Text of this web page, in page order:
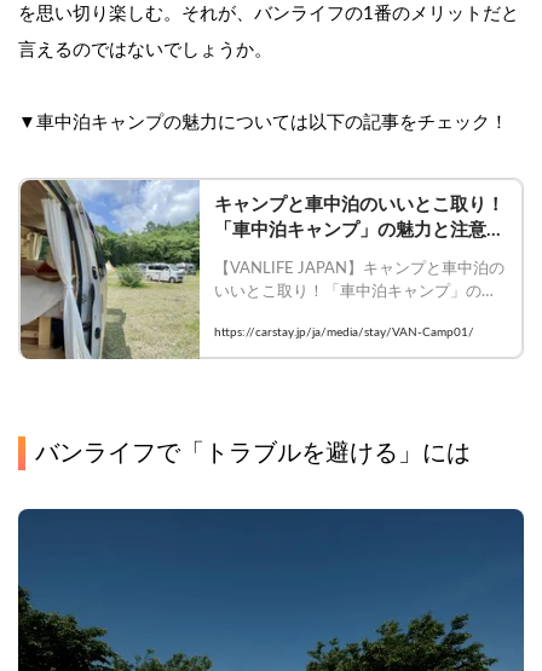
を思い切り楽しむ。それが、バンライフの1番のメリットだと
言えるのではないでしょうか。
▼車中泊キャンプの魅力については以下の記事をチェック！
キャンプと車中泊のいいとこ取り！
「車中泊キャンプ」の魅力と注意点
VANLIFE JAPAN
【VANLIFE JAPAN】キャンプと車中泊の
いいとこ取り！「車中泊キャンプ」の魅
    #vanlifejapan #carstay #車中泊
https://carstay.jp/ja/media/stay/VAN-Camp01/
バンライフで「トラブルを避ける」には